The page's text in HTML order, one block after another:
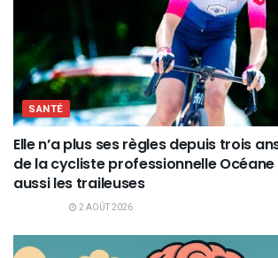
SANTÉ
Elle n’a plus ses règles depuis trois
de la cycliste professionnelle
aussi les traileuses
2 AOÛT 2026